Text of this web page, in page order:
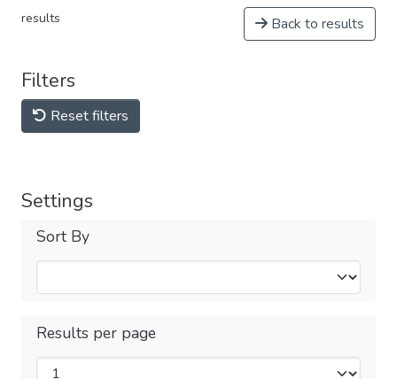
results Back to results
Filters
Reset filters
Settings
Sort By
Results per page